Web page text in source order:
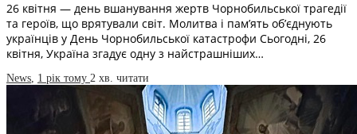
26 квітня — день вшанування жертв Чорнобильської трагедії
та героїв, що врятували світ. Молитва і пам’ять об’єднують
українців у День Чорнобильської катастрофи Сьогодні, 26
квітня, Україна згадує одну з найстрашніших…
News, 1 рік тому 2 хв. читати